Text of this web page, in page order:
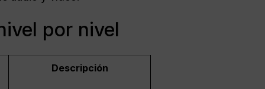
por nivel
Descripción